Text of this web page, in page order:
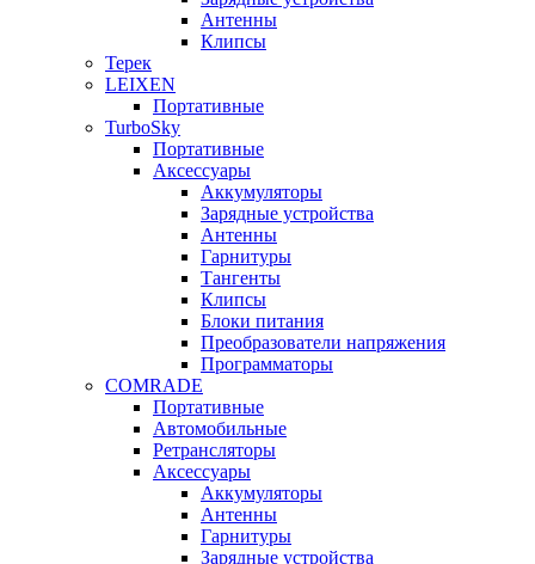
Антенны
Клипсы
Терек
LEIXEN
Портативные
TurboSky
Портативные
Аксессуары
Аккумуляторы
Зарядные устройства
Антенны
Гарнитуры
Тангенты
Клипсы
Блоки питания
Преобразователи напряжения
Программаторы
COMRADE
Портативные
Автомобильные
Ретрансляторы
Аксессуары
Аккумуляторы
Антенны
Гарнитуры
Зарядные устройства